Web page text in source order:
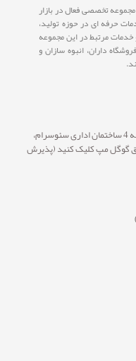
تخصصی فعال در بازار
حرفه ای در حوزه تولید،
خدمات مرتبط در این مجموعه
داران، انبوه سازان و
اصفهان - خیابان برازنده نبش کوچه 4 ساختمان اداری سئوسرام،
گوگل مپ کلیک کنید (پذیرش